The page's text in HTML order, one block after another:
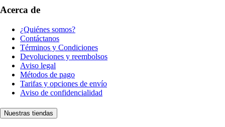
Acerca de
¿Quiénes somos?
Contáctanos
Términos y Condiciones
Devoluciones y reembolsos
Aviso legal
Métodos de pago
Tarifas y opciones de envío
Aviso de confidencialidad
Nuestras tiendas